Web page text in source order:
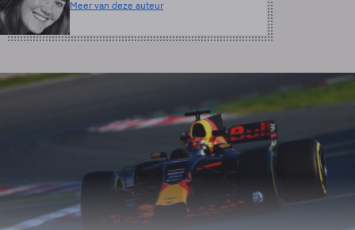
Meer van deze auteur